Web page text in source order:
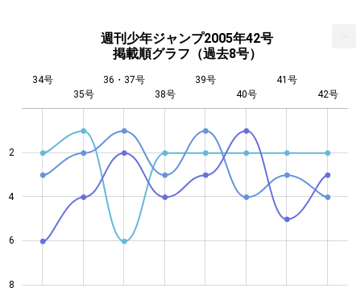
週刊少年ジャンプ2005年42号
掲載順グラフ（過去8号）
4
2
4
6
8
34号
35号
36・37号
38号
39号
40号
41号
42号